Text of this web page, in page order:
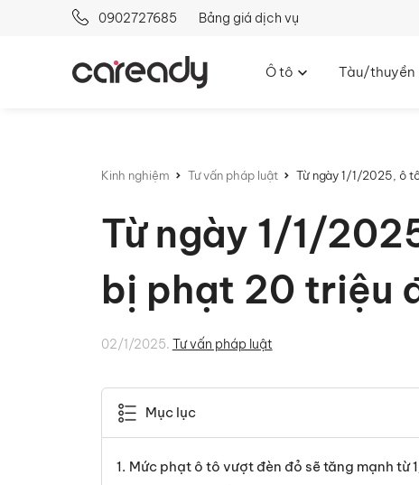
0902727685 Bảng giá dịch vụ
Ô tô Tàu/thuyền
Kinh nghiệm Tư vấn pháp luật Từ ngày 1/1/2025, ô
Từ ngày 1/1/
bị phạt 20 triệu
02/1/2025. Tư vấn pháp luật
Mục lục
Mức phạt ô tô vượt đèn đỏ sẽ tăng mạnh từ